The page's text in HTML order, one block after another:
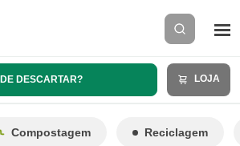
DESCARTAR? LOJA
Compostagem Reciclagem